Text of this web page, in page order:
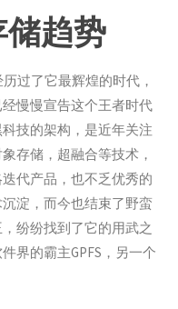
储趋势
过了它最辉煌的时代，
慢慢宣告这个王者时代
技的架构，是近年关注
存储，超融合等技术，
代产品，也不乏优秀的
淀，而今也结束了野蛮
纷纷找到了它的用武之
界的霸主GPFS，另一个